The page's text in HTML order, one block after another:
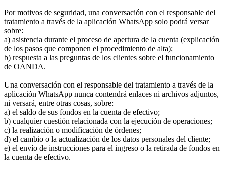
Por motivos de seguridad, una conversación con el responsable del
tratamiento a través de la aplicación WhatsApp solo podrá versar
sobre:
a) asistencia durante el proceso de apertura de la cuenta (explicación
de los pasos que componen el procedimiento de alta);
b) respuesta a las preguntas de los clientes sobre el funcionamiento
de OANDA.
Una conversación con el responsable del tratamiento a través de la
aplicación WhatsApp nunca contendrá enlaces ni archivos adjuntos,
ni versará, entre otras cosas, sobre:
a) el saldo de sus fondos en la cuenta de efectivo;
b) cualquier cuestión relacionada con la ejecución de operaciones;
c) la realización o modificación de órdenes;
d) el cambio o la actualización de los datos personales del cliente;
e) el envío de instrucciones para el ingreso o la retirada de fondos en
la cuenta de efectivo.